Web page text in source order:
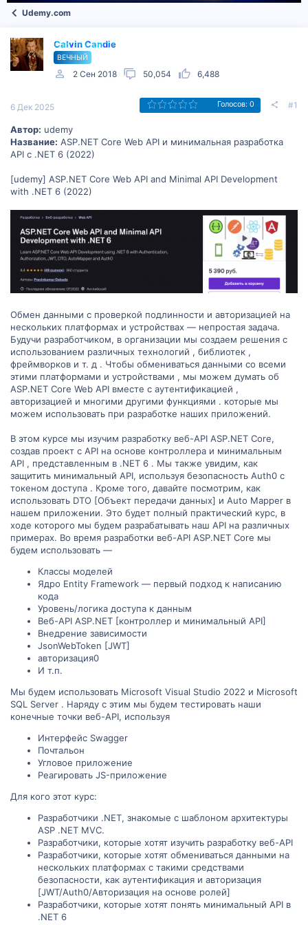
Udemy.com
Calvin Candie
ВЕЧНЫЙ
2 Сен 2018 50,054 6,488
6 Дек 2025 Голосов: 0 #1
Автор: udemy
Название: ASP.NET Core Web API и минимальная разработка
API с .NET 6 (2022)
[udemy] ASP.NET Core Web API and Minimal API Development
with .NET 6 (2022)
Обмен данными с проверкой подлинности и авторизацией на
нескольких платформах и устройствах — непростая задача.
Будучи разработчиком, в организации мы создаем решения с
использованием различных технологий , библиотек ,
фреймворков и т. д . Чтобы обмениваться данными со всеми
этими платформами и устройствами , мы можем думать об
ASP.NET Core Web API вместе с аутентификацией ,
авторизацией и многими другими функциями . которые мы
можем использовать при разработке наших приложений.
В этом курсе мы изучим разработку веб-API ASP.NET Core,
создав проект с API на основе контроллера и минимальным
API , представленным в .NET 6 . Мы также увидим, как
защитить минимальный API, используя безопасность Auth0 с
токеном доступа . Кроме того, давайте посмотрим, как
использовать DTO [Объект передачи данных] и Auto Mapper в
нашем приложении. Это будет полный практический курс, в
ходе которого мы будем разрабатывать наш API на различных
примерах. Во время разработки веб-API ASP.NET Core мы
будем использовать —
Классы моделей
Ядро Entity Framework — первый подход к написанию
кода
Уровень/логика доступа к данным
Веб-API ASP.NET [контроллер и минимальный API]
Внедрение зависимости
JsonWebToken [JWT]
авторизация0
И т.п.
Мы будем использовать Microsoft Visual Studio 2022 и Microsoft
SQL Server . Наряду с этим мы будем тестировать наши
конечные точки веб-API, используя
Интерфейс Swagger
Почтальон
Угловое приложение
Реагировать JS-приложение
Для кого этот курс:
Разработчики .NET, знакомые с шаблоном архитектуры
ASP .NET MVC.
Разработчики, которые хотят изучить разработку веб-API
Разработчики, которые хотят обмениваться данными на
нескольких платформах с такими средствами
безопасности, как аутентификация и авторизация
[JWT/Auth0/Авторизация на основе ролей]
Разработчики, которые хотят понять минимальный API в
.NET 6